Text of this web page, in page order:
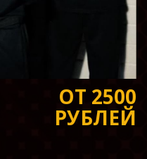
ОТ 2500
РУБЛЕЙ